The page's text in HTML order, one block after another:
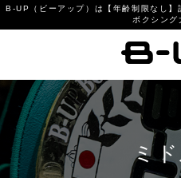
B-UP（ビーアップ）は【年齢制限なし
ボクシング
ミ